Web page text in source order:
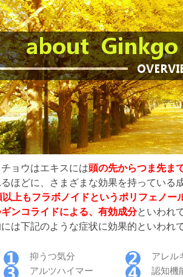
ョウはエキスには頭の先からつま先ま
ほどに、さまざまな効果を持っている
上もフラボノイドというポリフェノ
ンコライドによる、有効成分といわれ
は下記のような症状に効果的といわれて
抑うつ気分
アレル
アルツハイマー
認知機